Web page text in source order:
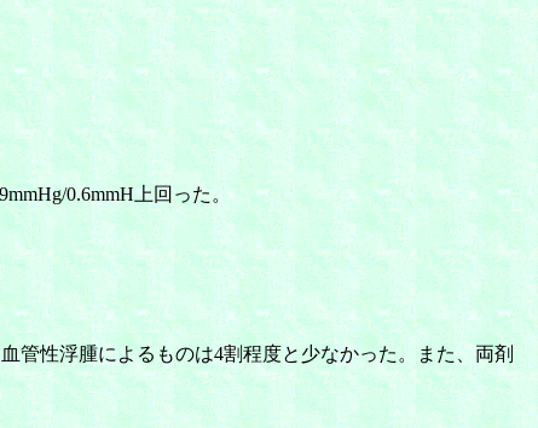
0.6mmH上回った。
性浮腫によるものは4割程度と少なかった。また、両剤